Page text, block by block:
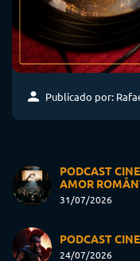
Publicado por:
PODCAST
AMOR
31/07/2026
PODCAST
24/07/2026